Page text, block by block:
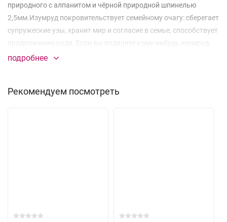
природного с алпанитом и чёрной природной шпинелью
2,5мм.Изумруд покровительствует семейному очагу: сберегает
супружеские узы, хранит мир и согласие в семье, способствует
продолжению рода. Если вы подарите кому-нибудь изумруд,
на языке камней этот дар будет означать пожелание успеха.
подробнее
Рекомендуем посмотреть